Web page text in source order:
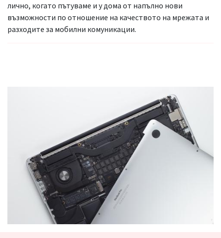
лично, когато пътуваме и у дома от напълно нови
възможности по отношение на качеството на мрежата и
разходите за мобилни комуникации.